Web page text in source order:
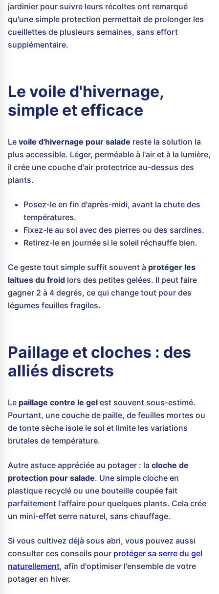
jardinier pour suivre leurs récoltes ont remarqué
qu'une simple protection permettait de prolonger les
cueillettes de plusieurs semaines, sans effort
supplémentaire.
Le voile d'hivernage,
simple et efficace
Le voile d'hivernage pour salade reste la solution la
plus accessible. Léger, perméable à l'air et à la lumière,
il crée une couche d'air protectrice au-dessus des
plants.
Posez-le en fin d'après-midi, avant la chute des
températures.
Fixez-le au sol avec des pierres ou des sardines.
Retirez-le en journée si le soleil réchauffe bien.
Ce geste tout simple suffit souvent à protéger les
laitues du froid lors des petites gelées. Il peut faire
gagner 2 à 4 degrés, ce qui change tout pour des
légumes feuilles fragiles.
Paillage et cloches : des
alliés discrets
Le paillage contre le gel est souvent sous-estimé.
Pourtant, une couche de paille, de feuilles mortes ou
de tonte sèche isole le sol et limite les variations
brutales de température.
Autre astuce appréciée au potager : la cloche de
protection pour salade. Une simple cloche en
plastique recyclé ou une bouteille coupée fait
parfaitement l'affaire pour quelques plants. Cela crée
un mini-effet serre naturel, sans chauffage.
Si vous cultivez déjà sous abri, vous pouvez aussi
consulter ces conseils pour protéger sa serre du gel
naturellement, afin d'optimiser l'ensemble de votre
potager en hiver.